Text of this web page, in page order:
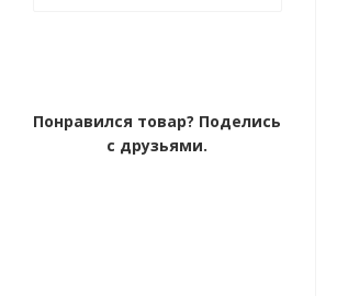
Понравился товар? Поделись
с друзьями.